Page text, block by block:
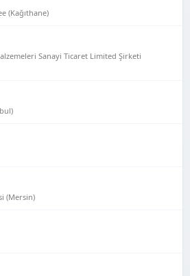
(Kağıthane)
Sanayi Ticaret Limited Şirketi
(Mersin)